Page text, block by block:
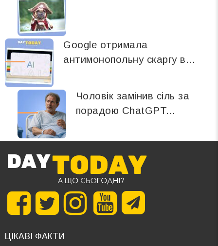
Google отримала
антимонопольну скаргу в...
Чоловік замінив сіль за
порадою ChatGPT...
ЦІКАВІ ФАКТИ